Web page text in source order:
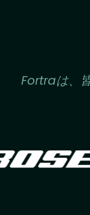
Fortraは、